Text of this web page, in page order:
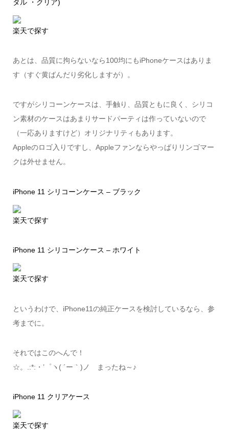
タル ・クリア)
楽天で探す
あとは、品質に拘らないなら100均にもiPhoneケースはありま
す（すぐ黄ばんだり劣化しますが）。
ですがシリコーンケースは、手触り、品質ともに良く、シリコ
ン素材のケースはあまりサードパーティは作っていないので
（一応ありますけど）オリジナリティもあります。
Appleのロゴ入りですし、Appleファンならやっぱりリンゴマー
クは外せません。
iPhone 11 シリコーンケース – ブラック
楽天で探す
iPhone 11 シリコーンケース – ホワイト
楽天で探す
というわけで、iPhone11の純正ケースを検討しているなら、参
考までに。
それではこのへんで！
☆。.:*:・’゜ヽ( ´ー｀)ノ まったね～♪
iPhone 11 クリアケース
楽天で探す